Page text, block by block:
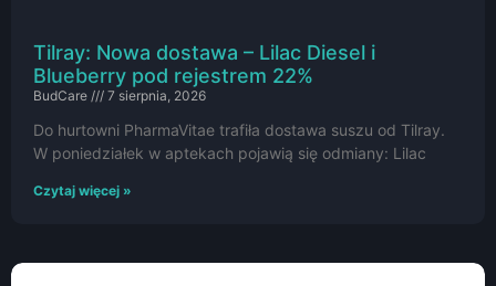
Tilray: Nowa dostawa – Lilac Diesel i
Blueberry pod rejestrem 22%
BudCare 7 sierpnia, 2026
Do hurtowni PharmaVitae trafiła dostawa suszu od Tilray.
W poniedziałek w aptekach pojawią się odmiany: Lilac
Czytaj więcej »